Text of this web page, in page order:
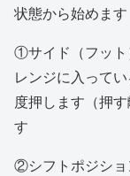
状態から始めます
①サイド（フット
レンジに入って
度押します（押
す
②シフトポジショ